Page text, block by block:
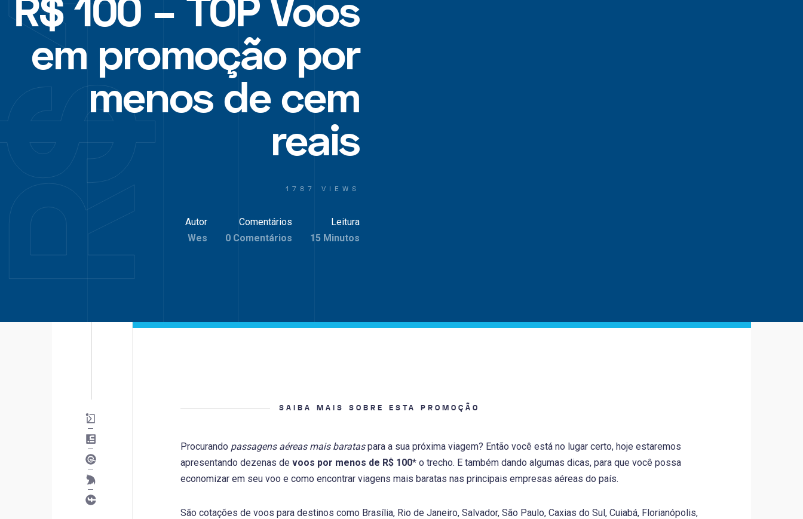
R$ 100 – TOP Voos
em promoção por
menos de cem
reais
1787 VIEWS
Autor
Wes
Comentários
0 Comentários
Leitura
15 Minutos
SAIBA MAIS SOBRE ESTA PROMOÇÃO
Procurando passagens aéreas mais barataspara a sua próxima viagem? Então você está no lugar certo, hoje estaremos
apresentando dezenas de voos por menos de R$ 100* o trecho. E também dando algumas dicas, para que você possa
economizar em seu voo e como encontrar viagens mais baratas nas principais empresas aéreas do país.
São cotações de voos para destinos como Brasília, Rio de Janeiro, Salvador, São Paulo, Caxias do Sul, Cuiabá, Florianópolis,